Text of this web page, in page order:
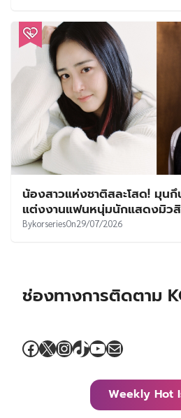
น้องสาวแห่งชาติสละโสด! มุน
แต่งงานแฟนหนุ่มนักแสดงมิว
BykorseriesOn29/07/2026
ช่องทางการติดตาม
Facebook
X Instagram
TikTok
YouTube
Mail
Weekly Hot